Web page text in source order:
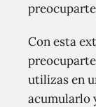
Con esta
utilizas en
acumularlo